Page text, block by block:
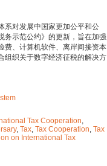
系对发展中国家更加公平和公
务示范公约》的更新，旨在加强
费、计算机软件、离岸间接资本
组织关于数字经济征税的解决方
Tax Cooperation,
, Tax, Tax Cooperation, Tax
on International Tax